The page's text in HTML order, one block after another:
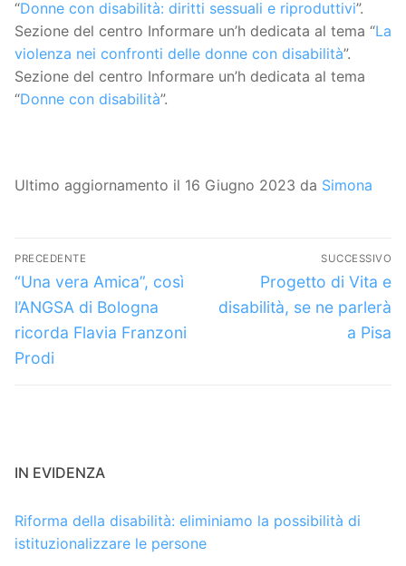
“Donne con disabilità: diritti sessuali e riproduttivi”.
Sezione del centro Informare un’h dedicata al tema “La
violenza nei confronti delle donne con disabilità”.
Sezione del centro Informare un’h dedicata al tema
“Donne con disabilità”.
Ultimo aggiornamento il 16 Giugno 2023 da Simona
Navigazione
articoli
PRECEDENTE
Articolo
precedente:
“Una vera Amica”, così
l’ANGSA di Bologna
ricorda Flavia Franzoni
Prodi
SUCCESSIVO
Articolo
successivo:
Progetto di Vita e
disabilità, se ne parlerà
a Pisa
IN EVIDENZA
Riforma della disabilità: eliminiamo la possibilità di
istituzionalizzare le persone